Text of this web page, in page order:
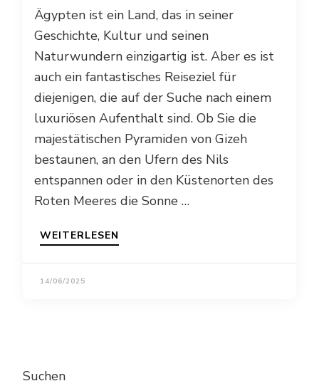
Ägypten ist ein Land, das in seiner
Geschichte, Kultur und seinen
Naturwundern einzigartig ist. Aber es ist
auch ein fantastisches Reiseziel für
diejenigen, die auf der Suche nach einem
luxuriösen Aufenthalt sind. Ob Sie die
majestätischen Pyramiden von Gizeh
bestaunen, an den Ufern des Nils
entspannen oder in den Küstenorten des
Roten Meeres die Sonne …
WEITERLESEN
14/06/2025
Suchen